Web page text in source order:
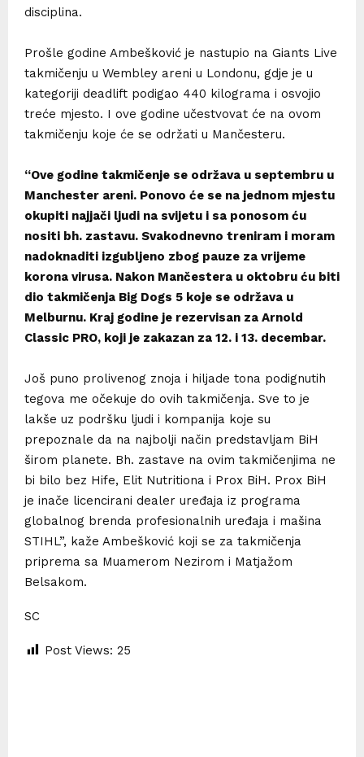
disciplina.
Prošle godine Ambešković je nastupio na Giants Live
takmičenju u Wembley areni u Londonu, gdje je u
kategoriji deadlift podigao 440 kilograma i osvojio
treće mjesto. I ove godine učestvovat će na ovom
takmičenju koje će se održati u Mančesteru.
“Ove godine takmičenje se održava u septembru u
Manchester areni. Ponovo će se na jednom mjestu
okupiti najjači ljudi na svijetu i sa ponosom ću
nositi bh. zastavu. Svakodnevno treniram i moram
nadoknaditi izgubljeno zbog pauze za vrijeme
korona virusa. Nakon Mančestera u oktobru ću biti
dio takmičenja Big Dogs 5 koje se održava u
Melburnu. Kraj godine je rezervisan za Arnold
Classic PRO, koji je zakazan za 12. i 13. decembar.
Još puno prolivenog znoja i hiljade tona podignutih
tegova me očekuje do ovih takmičenja. Sve to je
lakše uz podršku ljudi i kompanija koje su
prepoznale da na najbolji način predstavljam BiH
širom planete. Bh. zastave na ovim takmičenjima ne
bi bilo bez Hife, Elit Nutritiona i Prox BiH. Prox BiH
je inače licencirani dealer uređaja iz programa
globalnog brenda profesionalnih uređaja i mašina
STIHL”, kaže Ambešković koji se za takmičenja
priprema sa Muamerom Nezirom i Matjažom
Belsakom.
SC
Post Views: 25